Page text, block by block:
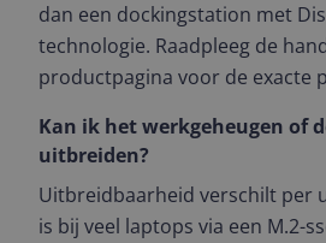
dan een dockingstation met
technologie. Raadpleeg de
productpagina voor de exacte
Kan ik het werkgeheugen of
uitbreiden?
Uitbreidbaarheid verschilt per
is bij veel laptops via een M.2-